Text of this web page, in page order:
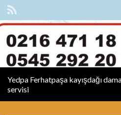
Yedpa Ferhatpaşa kayışdağı
servisi